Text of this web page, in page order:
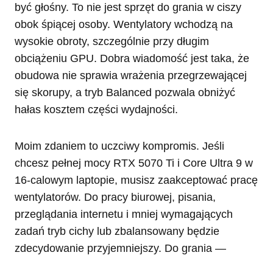
być głośny. To nie jest sprzęt do grania w ciszy
obok śpiącej osoby. Wentylatory wchodzą na
wysokie obroty, szczególnie przy długim
obciążeniu GPU. Dobra wiadomość jest taka, że
obudowa nie sprawia wrażenia przegrzewającej
się skorupy, a tryb Balanced pozwala obniżyć
hałas kosztem części wydajności.
Moim zdaniem to uczciwy kompromis. Jeśli
chcesz pełnej mocy RTX 5070 Ti i Core Ultra 9 w
16-calowym laptopie, musisz zaakceptować pracę
wentylatorów. Do pracy biurowej, pisania,
przeglądania internetu i mniej wymagających
zadań tryb cichy lub zbalansowany będzie
zdecydowanie przyjemniejszy. Do grania —